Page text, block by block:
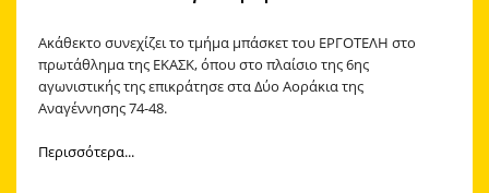
Ακάθεκτο συνεχίζει το τμήμα μπάσκετ του ΕΡΓΟΤΕΛΗ στο
πρωτάθλημα της ΕΚΑΣΚ, όπου στο πλαίσιο της 6ης
αγωνιστικής της επικράτησε στα Δύο Αοράκια της
Αναγέννησης 74-48.
Περισσότερα...